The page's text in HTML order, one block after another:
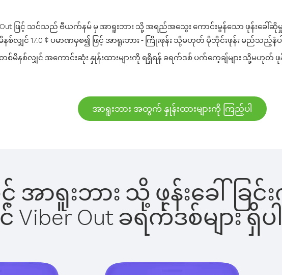
Out ဖြင့် သင်သည် ဗီယက်နမ် မှ အာရူးဘား သို့ အရည်အသွေး ကောင်းမွန်သော ဖုန်းခေါ်ဆို
စ်လျှင် 17.0 ¢ ပမာဏမှစ၍ ဖြင့် အာရူးဘား - ကြိုးဖုန်း သို့မဟုတ် မိုဘိုင်းဖုန်း မည်သည့်နံ
မိနစ်လျှင် အကောင်းဆုံး နှုန်းထားများကို ရရှိရန် ခရက်ဒစ် ပက်ကေ့ချ်များ သို့မဟု
အာရူးဘား အတွက် နှုန်းထားများကို ကြည့်ပါ
ြင့် အာရူးဘား သို့ ဖုန်းခေါ်
Out ခရက်ဒစ်များ